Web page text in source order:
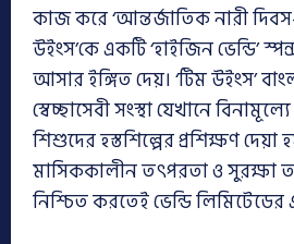
কাজ করে ‘আন্তর্জাতিক নারী
উইংস’কে একটি ‘হাইজিন ভেন্ডি’
আসার ইঙ্গিত দেয়। ‘টিম উইংস’
স্বেচ্ছাসেবী সংস্থা যেখানে
শিশুদের হস্তশিল্পের প্রশিক্ষণ দেয়া
মাসিককালীন তৎপরতা ও সুরক্ষা
নিশ্চিত করতেই ভেন্ডি লিমিটেডের এ